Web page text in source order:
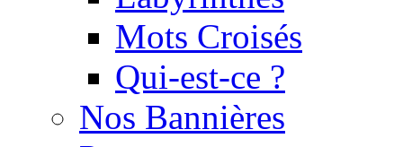
Mots Croisés
Qui-est-ce ?
Nos Bannières